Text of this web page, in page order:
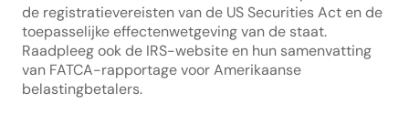
de registratievereisten van de US Securities Act en de
toepasselijke effectenwetgeving van de staat.
Raadpleeg ook de IRS-website en hun samenvatting
van FATCA-rapportage voor Amerikaanse
belastingbetalers.